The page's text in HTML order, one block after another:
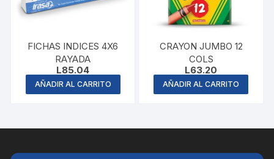
FICHAS INDICES 4X6
RAYADA
L85.04
AÑADIR AL CARRITO
CRAYON JUMBO 12
COLS
L63.20
AÑADIR AL CARRITO